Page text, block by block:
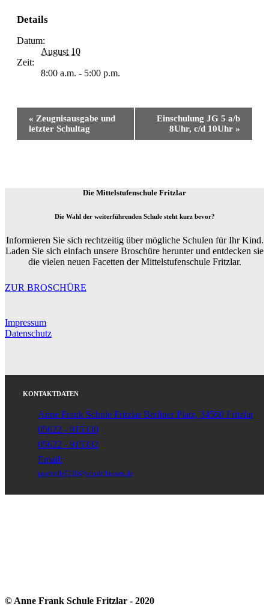
Details
Datum:
August 10
Zeit:
8:00 a.m. - 5:00 p.m.
Event
Navigation
« Zeugnisausgabe und
letzter Schultag
Einschulung JG 5 a/b
8Uhr, c/d 10Uhr »
Die Mittelstufenschule Fritzlar
Die Wahl der weiterführenden Schule steht kurz bevor?
Informieren Sie sich rechtzeitig über mögliche Schulen für Ihr Kind.
Laden Sie sich einfach unsere Broschüre herunter und entdecken sie
die vielen neuen Facetten der Mittelstufenschule Fritzlar.
ZUR BROSCHÜRE
Impressum
Datenschutz
KONTAKTDATEN
Anne Frank Schule Fritzlar Berliner Platz, 34560 Fritzlar
05622 - 915330
05622 - 915332
Email:
poststelle7210@schule.hessen.de
© Anne Frank Schule Fritzlar - 2020